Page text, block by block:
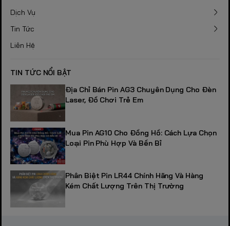
Dịch Vụ
Tin Tức
Liên Hệ
TIN TỨC NỔI BẬT
Địa Chỉ Bán Pin AG3 Chuyên Dụng Cho Đèn
Laser, Đồ Chơi Trẻ Em
Mua Pin AG10 Cho Đồng Hồ: Cách Lựa Chọn
Loại Pin Phù Hợp Và Bền Bỉ
Phân Biệt Pin LR44 Chính Hãng Và Hàng
Kém Chất Lượng Trên Thị Trường